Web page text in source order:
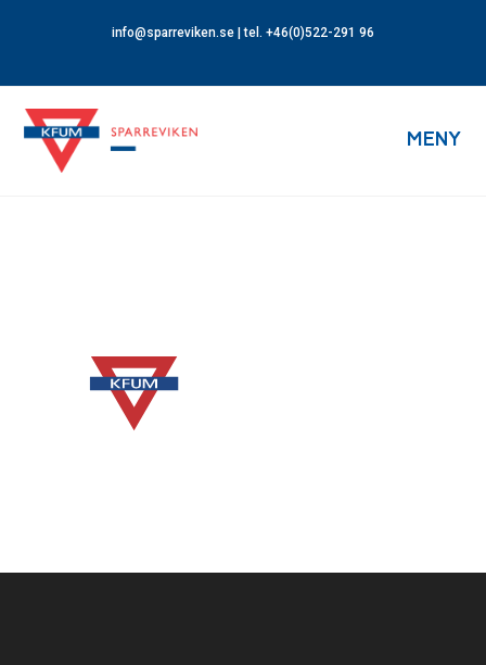
info@sparreviken.se | tel. +46(0)522-291 96
MENY